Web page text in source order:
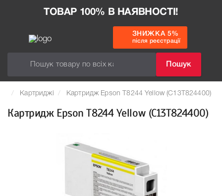
ТОВАР 100% В НАЯВНОСТІ!
Пошук
ЗНИЖКА 5%
після реєстрації
Картриджі Картридж Epson T8244 Yellow (C13T824400)
Картридж Epson T8244 Yellow (C13T824400)